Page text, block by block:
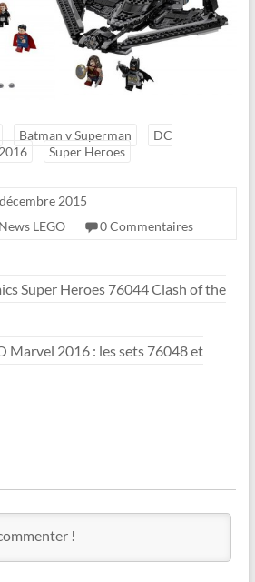
Batman v Superman
DC
Super Heroes
2015
News LEGO 0 Commentaires
Super Heroes 76044 Clash of the
Marvel 2016 : les sets 76048 et